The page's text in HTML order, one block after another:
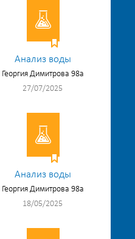
Анализ воды
Георгия Димитрова 98а
27/07/2025
Анализ воды
Георгия Димитрова 98а
18/05/2025